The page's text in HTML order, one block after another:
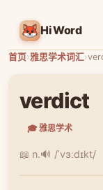
HiWord
首页›雅思学术词汇›
verdict
🎓 雅思学术
📖 n.🔊 /ˈvɜːdɪkt/